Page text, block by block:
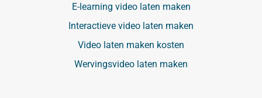
E-learning video laten maken
Interactieve video laten maken
Video laten maken kosten
Wervingsvideo laten maken